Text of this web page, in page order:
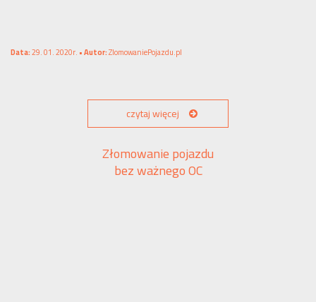
Data:29. 01. 2020r. •Autor:ZlomowaniePojazdu.pl
czytaj więcej
Złomowanie pojazdu
bez ważnego OC